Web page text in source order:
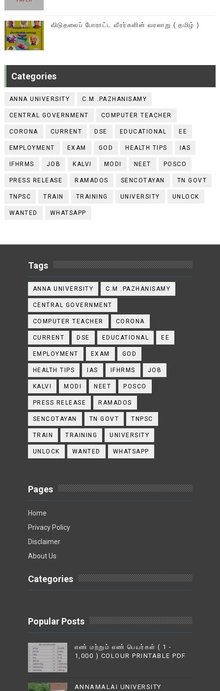
விடுதலைப் போராட்ட வீரர்களின் வரலாறு ( தமிழ் )
Categories
ANNA UNIVERSITY C.M .PAZHANISAMY
CENTRAL GOVERNMENT COMPUTER TEACHER
CORONA CURRENT DSE EDUCATIONAL EE
EMPLOYMENT EXAM GOD HEALTH TIPS IAS
IFHRMS JOB KALVI MODI NEET POSCO
PRESS RELEASE RAMADOS SENCOTAYAN TN GOVT
TNPSC TRAIN TRAINING UNIVERSITY UNLOCK
WANTED WHATSAPP
Tags
ANNA UNIVERSITY C.M .PAZHANISAMY
CENTRAL GOVERNMENT
COMPUTER TEACHER CORONA
CURRENT DSE EDUCATIONAL EE
EMPLOYMENT EXAM GOD
HEALTH TIPS IAS IFHRMS JOB
KALVI MODI NEET POSCO
PRESS RELEASE RAMADOS
SENCOTAYAN TN GOVT TNPSC
TRAIN TRAINING UNIVERSITY
UNLOCK WANTED WHATSAPP
Pages
Home
Privacy Policy
Disclaimer
About Us
Categories
Popular Posts
எண் மற்றும் எண் பெயர்கள் ( 1 -
1,000 ) COLOUR PRINTABLE PDF
ANNAMALAI UNIVERSITY